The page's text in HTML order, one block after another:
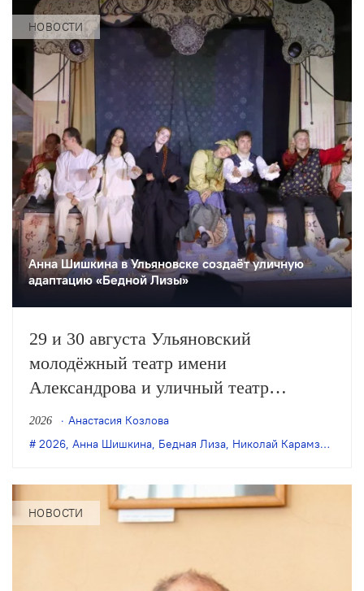
НОВОСТИ
Анна Шишкина в Ульяновске создаëт уличную
адаптацию «Бедной Лизы»
29 и 30 августа Ульяновский
молодёжный театр имени
Александрова и уличный театр
«Странствующие куклы господина
Пэжо» из Санкт-Петербурга покажут
«Бедная Лиза» по одноимённой
повести Карамзина. Постановка
2026
Анастасия Козлова
2026, Анна Шишкина, Бедная Лиза, Николай Карамзин
НОВОСТИ